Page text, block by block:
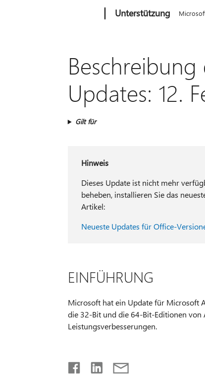
Unterstützung
Beschreibung
Updates: 12.
Gilt für
Hinweis
Dieses Update ist nicht mehr
beheben, installieren Sie das
Artikel:
Neueste Updates für Office-
EINFÜHRUNG
Microsoft hat ein Update für Microsoft
die 32-Bit und die 64-Bit-Editionen von
Leistungsverbesserungen.